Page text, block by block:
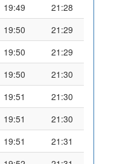
19:49
21:28
19:50
21:29
19:50
21:29
19:50
21:30
19:51
21:30
19:51
21:30
19:51
21:31